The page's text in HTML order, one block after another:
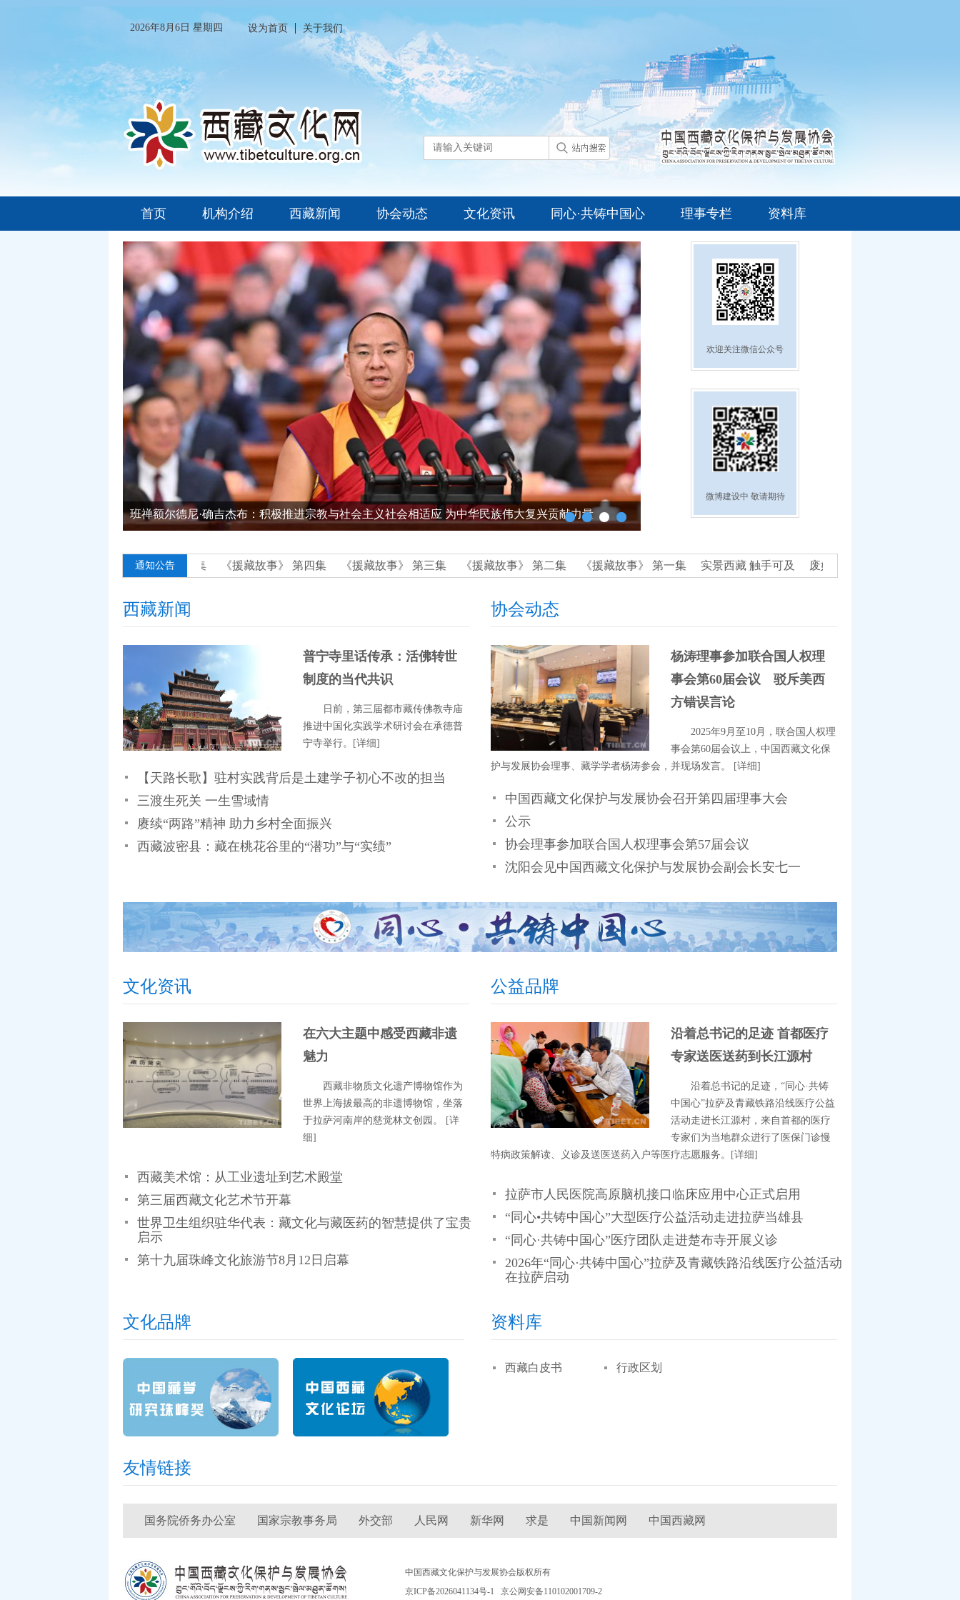
2026年8月6日 星期四 设为首页 关于我们
首页 机构介绍 西藏新闻 协会动态 文化资讯 同心·共铸中国心 理事专栏 资料库
班禅额尔德尼·确吉杰布：积极推进宗教与社会主义社会相适应 为中华民族伟大复兴贡献力量
欢迎关注微信公众号
微博建设中 敬请期待
通知公告
《援藏故事》 第五集 《援藏故事》 第四集 《援藏故事》 第三集 《援藏故事》 第二集 《援藏故事》 第一集 实景西藏 触手可及 废奴丰碑——西藏民主改革60周年
西藏新闻
普宁寺里话传承：活佛转世
制度的当代共识
日前，第三届都市藏传佛教寺庙
推进中国化实践学术研讨会在承德普
宁寺举行。
[详细]
【天路长歌】驻村实践背后是土建学子初心不改的担当
三渡生死关 一生雪域情
赓续“两路”精神 助力乡村全面振兴
西藏波密县：藏在桃花谷里的“潜功”与“实绩”
协会动态
杨涛理事参加联合国人权理
事会第60届会议 驳斥美西
方错误言论
2025年9月至10月，联合国人权理
事会第60届会议上，中国西藏文化保
护与发展协会理事、藏学学者杨涛参会，并现场发言。
[详细]
中国西藏文化保护与发展协会召开第四届理事大会
公示
协会理事参加联合国人权理事会第57届会议
沈阳会见中国西藏文化保护与发展协会副会长安七一
文化资讯
在六大主题中感受西藏非遗
魅力
西藏非物质文化遗产博物馆作为
世界上海拔最高的非遗博物馆，坐落
于拉萨河南岸的慈觉林文创园。
[详
细]
西藏美术馆：从工业遗址到艺术殿堂
第三届西藏文化艺术节开幕
世界卫生组织驻华代表：藏文化与藏医药的智慧提供了宝贵
启示
第十九届珠峰文化旅游节8月12日启幕
公益品牌
沿着总书记的足迹 首都医疗
专家送医送药到长江源村
沿着总书记的足迹，“同心·共铸
中国心”拉萨及青藏铁路沿线医疗公益
活动走进长江源村，来自首都的医疗
专家们为当地群众进行了医保门诊慢
特病政策解读、义诊及送医送药入户等医疗志愿服务。
[详细]
拉萨市人民医院高原脑机接口临床应用中心正式启用
“同心•共铸中国心”大型医疗公益活动走进拉萨当雄县
“同心·共铸中国心”医疗团队走进楚布寺开展义诊
2026年“同心·共铸中国心”拉萨及青藏铁路沿线医疗公益活动
在拉萨启动
文化品牌 资料库
西藏白皮书 行政区划
友情链接
国务院侨务办公室 国家宗教事务局 外交部 人民网 新华网 求是 中国新闻网 中国西藏网
中国西藏文化保护与发展协会版权所有
京ICP备2026041134号-1 京公网安备110102001709-2